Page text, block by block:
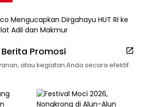
Promosi
atau kegiatan Anda secara efektif